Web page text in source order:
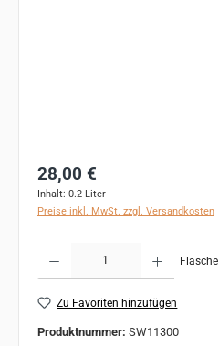
Regulärer Preis:
28,00 €
Inhalt: 0.2 Liter
Preise inkl. MwSt. zzgl. Versandkosten
Flasche
Zu Favoriten hinzufügen
Produktnummer: SW11300